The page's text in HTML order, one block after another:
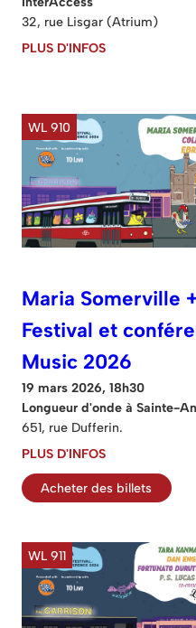
32, rue Lisgar (Atrium)
PLUS D'INFOS
WL 910
Maria Somerville
Festival et
Music 2026
19 mars 2026, 18h30
Longueur d'onde à Sainte-
651, rue Dufferin.
PLUS D'INFOS
Acheter des billets
WL 911